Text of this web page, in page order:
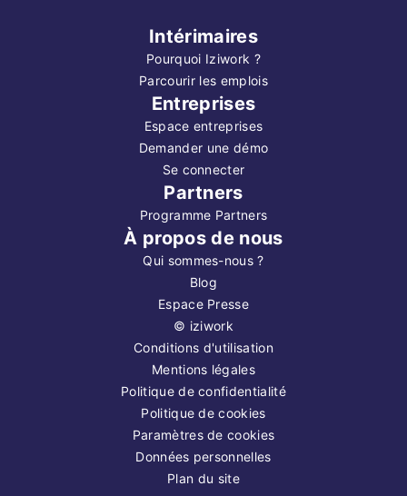
Intérimaires
Pourquoi Iziwork ?
Parcourir les emplois
Entreprises
Espace entreprises
Demander une démo
Se connecter
Partners
Programme Partners
À propos de nous
Qui sommes-nous ?
Blog
Espace Presse
© iziwork
Conditions d'utilisation
Mentions légales
Politique de confidentialité
Politique de cookies
Paramètres de cookies
Données personnelles
Plan du site